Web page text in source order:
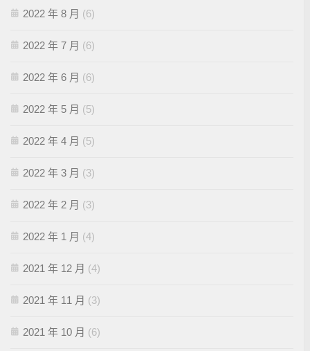
2022 年 8 月 (6)
2022 年 7 月 (6)
2022 年 6 月 (6)
2022 年 5 月 (5)
2022 年 4 月 (5)
2022 年 3 月 (3)
2022 年 2 月 (3)
2022 年 1 月 (4)
2021 年 12 月 (4)
2021 年 11 月 (3)
2021 年 10 月 (6)